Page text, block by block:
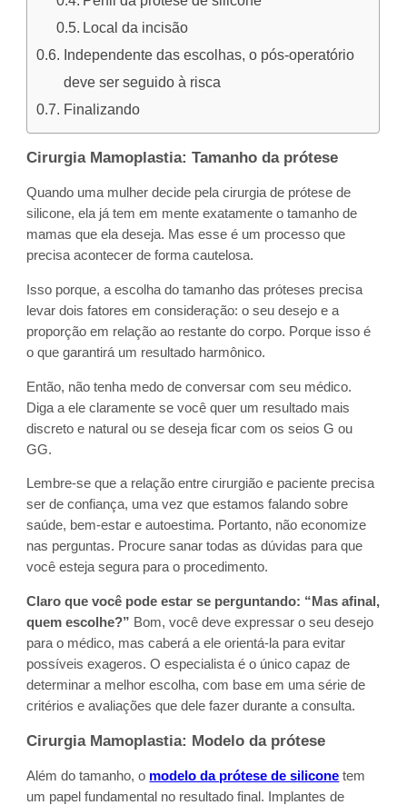
Local da incisão
Independente das escolhas, o pós-operatório
deve ser seguido à risca
Finalizando
Cirurgia Mamoplastia: Tamanho da prótese
Quando uma mulher decide pela cirurgia de prótese de
silicone, ela já tem em mente exatamente o tamanho de
mamas que ela deseja. Mas esse é um processo que
precisa acontecer de forma cautelosa.
Isso porque, a escolha do tamanho das próteses precisa
levar dois fatores em consideração: o seu desejo e a
proporção em relação ao restante do corpo. Porque isso é
o que garantirá um resultado harmônico.
Então, não tenha medo de conversar com seu médico.
Diga a ele claramente se você quer um resultado mais
discreto e natural ou se deseja ficar com os seios G ou
GG.
Lembre-se que a relação entre cirurgião e paciente precisa
ser de confiança, uma vez que estamos falando sobre
saúde, bem-estar e autoestima. Portanto, não economize
nas perguntas. Procure sanar todas as dúvidas para que
você esteja segura para o procedimento.
Claro que você pode estar se perguntando: “Mas afinal,
quem escolhe?” Bom, você deve expressar o seu desejo
para o médico, mas caberá a ele orientá-la para evitar
possíveis exageros. O especialista é o único capaz de
determinar a melhor escolha, com base em uma série de
critérios e avaliações que dele fazer durante a consulta.
Cirurgia Mamoplastia: Modelo da prótese
Além do tamanho, o modelo da prótese de silicone tem
um papel fundamental no resultado final. Implantes de